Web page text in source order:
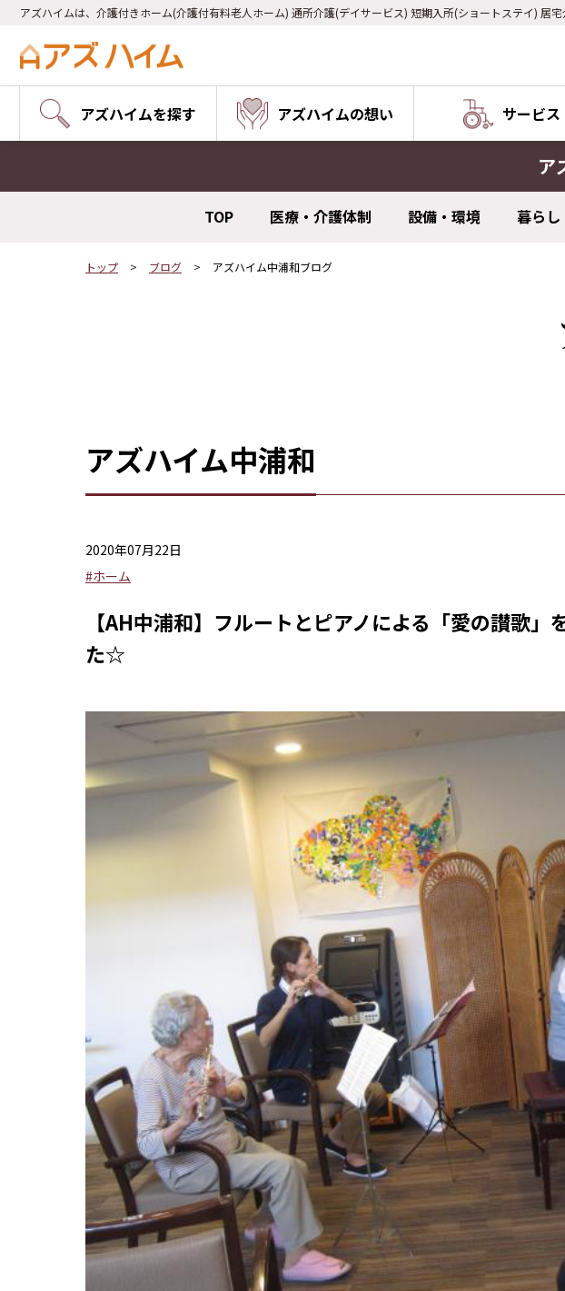
アズハイムは、介護付きホーム(介護付有料老人ホーム) 通所介護(デイサービス) 短期入所(ショートステイ) 居宅
アズハイムを探す アズハイムの想い サービス
ア
TOP 医療・介護体制 設備・環境 暮らし
トップ ブログ アズハイム中浦和ブログ
アズハイム中浦和
2020年07月22日
#ホーム
【AH中浦和】フルートとピアノによる「愛の讃歌
た☆